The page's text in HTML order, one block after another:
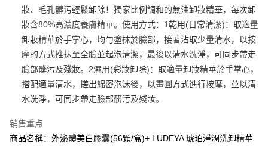
Plus PAY
AFTEE先享后付
相关说明
一、關於 AFTEE先享後付
1. 於付款方式選擇AFTEE先享後付，將跳出AFTEE先享後付手機驗證視
2. 進行簡訊驗證之後，即可完成結帳手續。
3. 訂單確認後不需事先繳費，商品會配送至您的指定地址。
AFTEE APP推播通知。
APP於四大便利商店‧ATM/網銀等方式進行付款。
ATM付款
运送方式
每笔NT$100，满NT$600(含以上)免运费
妝、毛孔髒污輕鬆卸除！獨家比例調和的無油卸妝精華，每次卸
妝含80%高濃度養膚精華。使用方式：1乾用(日常清潔)：取適量
卸妝精華於手掌心，均勻塗抹於臉部，接著沾取少量清水，以按
摩的方式推抹至全臉並起泡清潔，最後以清水洗淨，可同步帶走
臉部髒污及殘妝。2濕用(彩妝卸除)：取適量卸妝精華於手掌心，
搭配適量清水，搓出綿密泡沫後，以畫圓方式進行按摩，並以清
水洗淨，可同步帶走臉部髒污及殘妝。
销售重点
商品名稱：外泌體美白膠囊(56顆/盒)+ LUDEYA 琥珀淨潤洗卸精華